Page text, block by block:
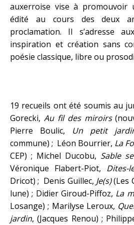
auxerroise vise à promouvoir
édité au cours des deux
proclamation. Il s’adresse
inspiration et création sans
poésie classique, libre ou
19 recueils ont été soumis au
Gorecki, Au fil des miroirs
Pierre Boulic, Un petit
commune) ; Léon Bourrier, La
CEP) ; Michel Ducobu, Sable
Véronique Flabert-Piot,
Dricot) ; Denis Guillec, Je(s)(Les
lune) ; Didier Giroud-Piffoz, La
Losange) ; Marilyse Leroux,
jardin, (Jacques Renou) ;